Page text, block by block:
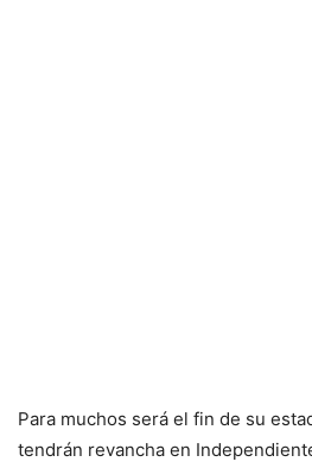
Para muchos será el fin de su
tendrán revancha en